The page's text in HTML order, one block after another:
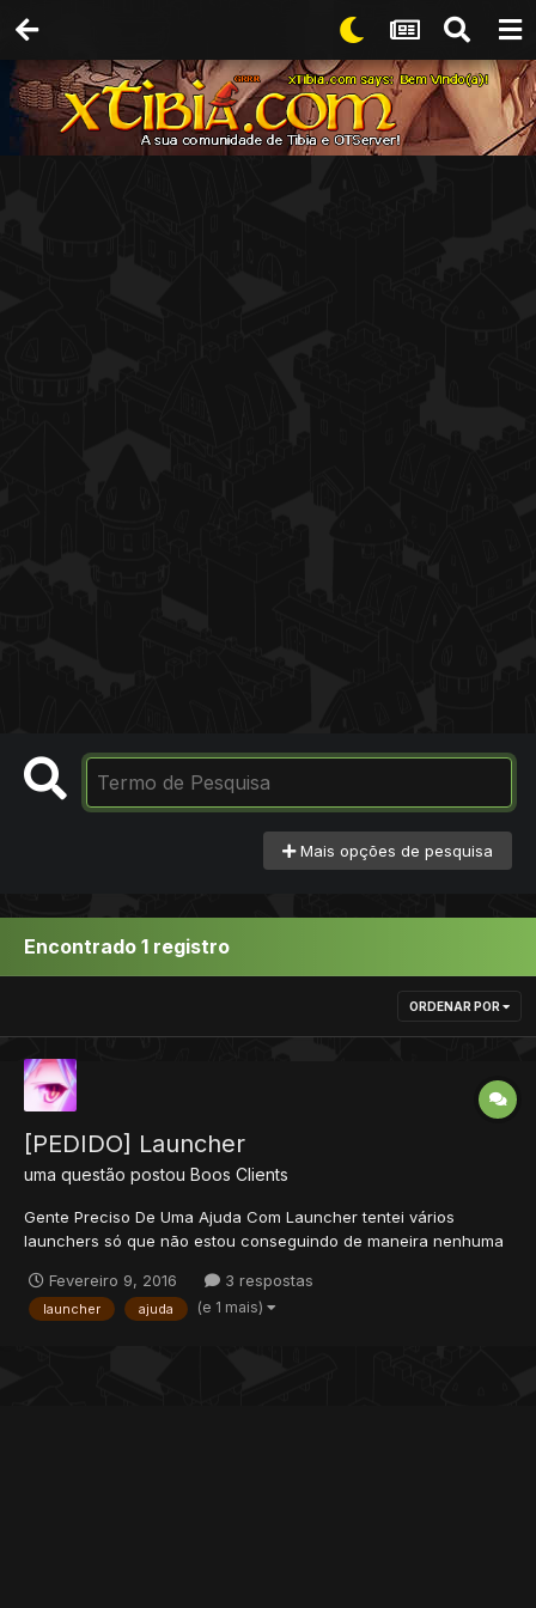
Mais opções de pesquisa
Encontrado 1 registro
ORDENAR POR
[PEDIDO] Launcher
uma questão postou Boos Clients
Gente Preciso De Uma Ajuda Com Launcher tentei vários
launchers só que não estou conseguindo de maneira nenhuma
coloco os arquivos que vão updatar nesse site >
http://www.pokemongod.890m.com/patch/ ---> Me passe um
Fevereiro 9, 2016 3 respostas
launcher ajuda (e 1 mais)